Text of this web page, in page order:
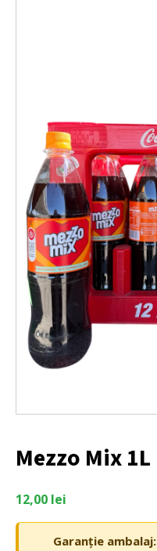
Mezzo Mix 1L
12,00 lei
Garanție ambalaj: